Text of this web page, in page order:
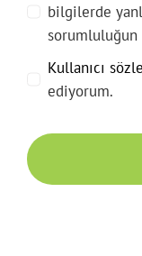
bilgilerde
sorumluluğun
Kullanıcı
ediyorum.